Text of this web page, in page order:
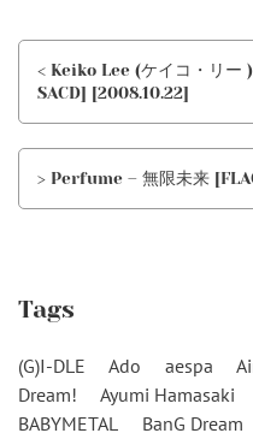
< Keiko Lee (ケイコ・リ
SACD] [2008.10.22]
> Perfume – 無限未来
Tags
(G)I-DLE Ado aespa
Dream!
Ayumi Hamasaki
BABYMETAL
BanG Dream